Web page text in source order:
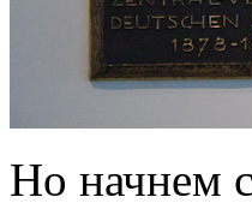
Но начнем